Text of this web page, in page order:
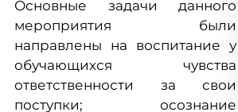
Основные задачи данного
мероприятия были
направлены на воспитание у
обучающихся чувства
ответственности за свои
поступки; осознание